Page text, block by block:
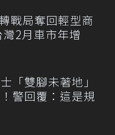
戰局奪回輕型商
2月車市年增
「雙腳未著地」
警回覆：這是規